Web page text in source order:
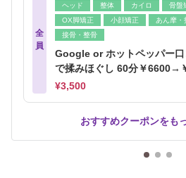
全
員
ヘッド
整体 カイロ
骨盤
OX脚矯正
小顔矯正
あん摩・
接骨・整骨
Google or ホットペッパー
で揉みほぐし 60分￥6600→
¥3,500
おすすめクーポンをも